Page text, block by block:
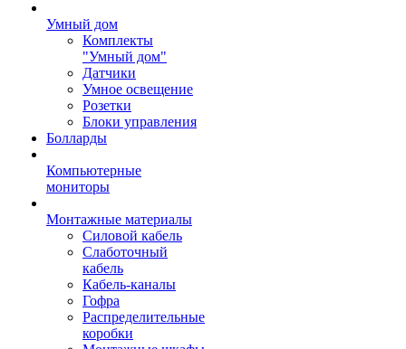
Умный дом
Комплекты
"Умный дом"
Датчики
Умное освещение
Розетки
Блоки управления
Болларды
Компьютерные
мониторы
Монтажные материалы
Силовой кабель
Слаботочный
кабель
Кабель-каналы
Гофра
Распределительные
коробки